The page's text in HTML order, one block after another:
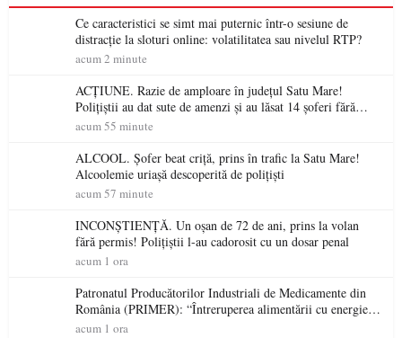
Ce caracteristici se simt mai puternic într-o sesiune de
distracție la sloturi online: volatilitatea sau nivelul RTP?
acum 2 minute
ACȚIUNE. Razie de amploare în județul Satu Mare!
Polițiștii au dat sute de amenzi și au lăsat 14 șoferi fără
permis într-o singură zi
acum 55 minute
ALCOOL. Șofer beat criță, prins în trafic la Satu Mare!
Alcoolemie uriașă descoperită de polițiști
acum 57 minute
INCONȘTIENȚĂ. Un oșan de 72 de ani, prins la volan
fără permis! Polițiștii l-au cadorosit cu un dosar penal
acum 1 ora
Patronatul Producătorilor Industriali de Medicamente din
România (PRIMER): “Întreruperea alimentării cu energie
electrică a fabricilor de medicamente va pune în pericol
acum 1 ora